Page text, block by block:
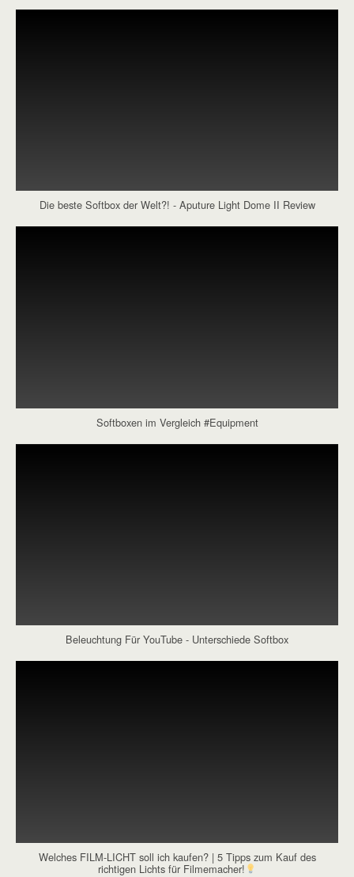
Die beste Softbox der Welt?! - Aputure Light Dome II Review
Softboxen im Vergleich #Equipment
Beleuchtung Für YouTube - Unterschiede Softbox
Welches FILM-LICHT soll ich kaufen? | 5 Tipps zum Kauf des
richtigen Lichts für Filmemacher!